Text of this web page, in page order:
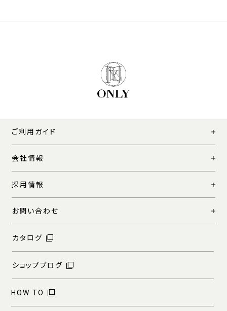
ご利用ガイド
会社情報
採用情報
お問い合わせ
カタログ
ショップブログ
HOW TO